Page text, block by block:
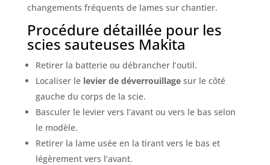
changements fréquents de lames sur chantier.
Procédure détaillée pour les
scies sauteuses Makita
Retirer la batterie ou débrancher l’outil.
Localiser le levier de déverrouillagesur le côté
gauche du corps de la scie.
Basculer le levier vers l’avant ou vers le bas selon
le modèle.
Retirer la lame usée en la tirant vers le bas et
légèrement vers l’avant.